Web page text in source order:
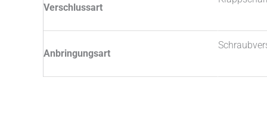
Verschlussart
Anbringungsart